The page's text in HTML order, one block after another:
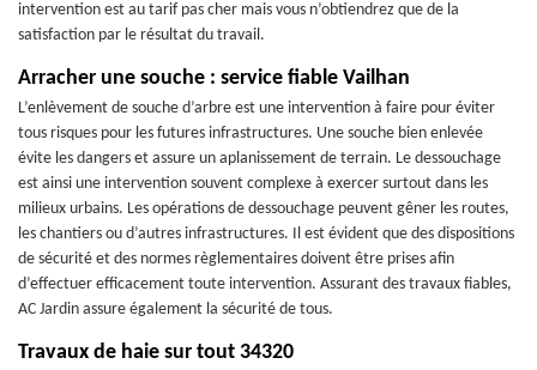
intervention est au tarif pas cher mais vous n’obtiendrez que de la
satisfaction par le résultat du travail.
Arracher une souche : service fiable Vailhan
L’enlèvement de souche d’arbre est une intervention à faire pour éviter
tous risques pour les futures infrastructures. Une souche bien enlevée
évite les dangers et assure un aplanissement de terrain. Le dessouchage
est ainsi une intervention souvent complexe à exercer surtout dans les
milieux urbains. Les opérations de dessouchage peuvent gêner les routes,
les chantiers ou d’autres infrastructures. Il est évident que des dispositions
de sécurité et des normes règlementaires doivent être prises afin
d’effectuer efficacement toute intervention. Assurant des travaux fiables,
AC Jardin assure également la sécurité de tous.
Travaux de haie sur tout 34320